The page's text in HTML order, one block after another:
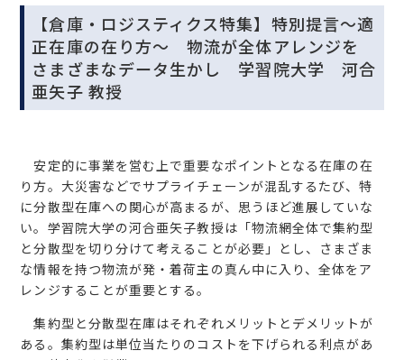
【倉庫・ロジスティクス特集】特別提言～適
正在庫の在り方～ 物流が全体アレンジを
さまざまなデータ生かし 学習院大学 河合
亜矢子 教授
安定的に事業を営む上で重要なポイントとなる在庫の在
り方。大災害などでサプライチェーンが混乱するたび、特
に分散型在庫への関心が高まるが、思うほど進展していな
い。学習院大学の河合亜矢子教授は「物流網全体で集約型
と分散型を切り分けて考えることが必要」とし、さまざま
な情報を持つ物流が発・着荷主の真ん中に入り、全体をア
レンジすることが重要とする。
集約型と分散型在庫はそれぞれメリットとデメリットが
ある。集約型は単位当たりのコストを下げられる利点があ